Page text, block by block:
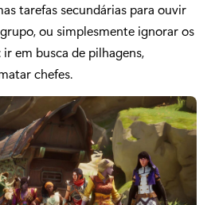
tarefas secundárias para ouvir
ou simplesmente ignorar os
em busca de pilhagens,
chefes.